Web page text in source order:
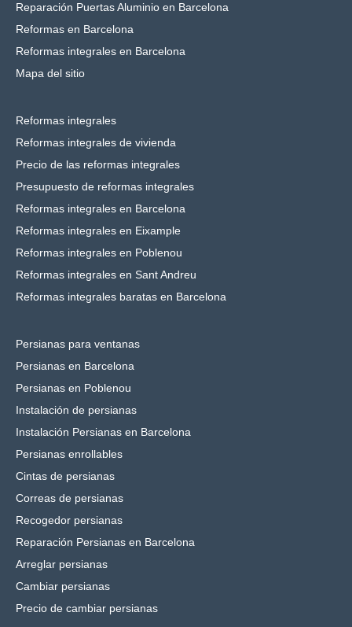
Reparación Puertas Aluminio en Barcelona
Reformas en Barcelona
Reformas integrales en Barcelona
Mapa del sitio
Reformas integrales
Reformas integrales de vivienda
Precio de las reformas integrales
Presupuesto de reformas integrales
Reformas integrales en Barcelona
Reformas integrales en Eixample
Reformas integrales en Poblenou
Reformas integrales en Sant Andreu
Reformas integrales baratas en Barcelona
Persianas para ventanas
Persianas en Barcelona
Persianas en Poblenou
Instalación de persianas
Instalación Persianas en Barcelona
Persianas enrollables
Cintas de persianas
Correas de persianas
Recogedor persianas
Reparación Persianas en Barcelona
Arreglar persianas
Cambiar persianas
Precio de cambiar persianas